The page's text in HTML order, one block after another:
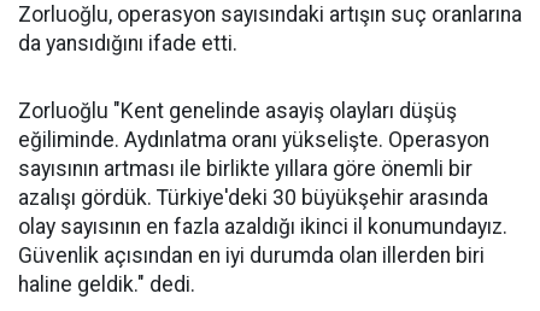
Zorluoğlu, operasyon sayısındaki artışın suç oranlarına
da yansıdığını ifade etti.
Zorluoğlu "Kent genelinde asayiş olayları düşüş
eğiliminde. Aydınlatma oranı yükselişte. Operasyon
sayısının artması ile birlikte yıllara göre önemli bir
azalışı gördük. Türkiye'deki 30 büyükşehir arasında
olay sayısının en fazla azaldığı ikinci il konumundayız.
Güvenlik açısından en iyi durumda olan illerden biri
haline geldik." dedi.